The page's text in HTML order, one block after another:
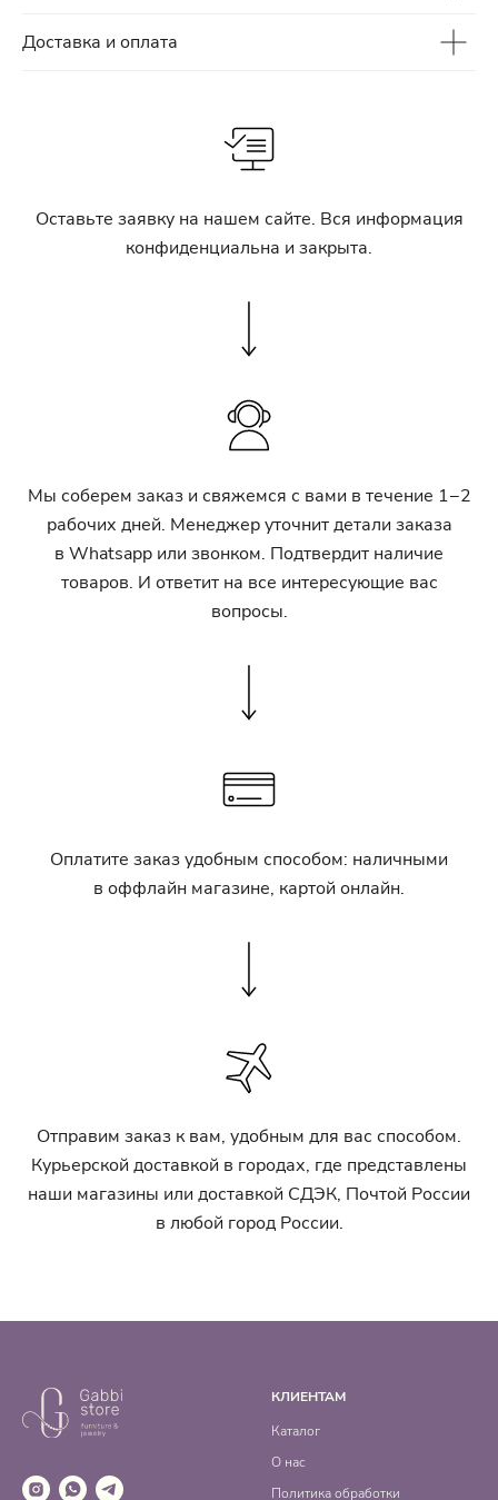
Доставка и оплата
Оставьте заявку на нашем сайте. Вся информация
конфиденциальна и закрыта.
Мы соберем заказ и свяжемся с вами в течение 1−2
рабочих дней. Менеджер уточнит детали заказа
в Whatsapp или звонком. Подтвердит наличие
товаров. И ответит на все интересующие вас
вопросы.
Оплатите заказ удобным способом: наличными
в оффлайн магазине, картой онлайн.
Отправим заказ к вам, удобным для вас способом.
Курьерской доставкой в городах, где представлены
наши магазины или доставкой СДЭК, Почтой России
в любой город России.
КЛИЕНТАМ
Каталог
О нас
Политика обработки